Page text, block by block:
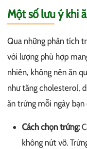
Một số lưu ý khi
Qua những phân tích
với lượng phù hợp
nhiên, không nên ăn
như tăng cholesterol,
ăn trứng mỗi ngày
Cách chọn trứng:
không nứt vỡ.